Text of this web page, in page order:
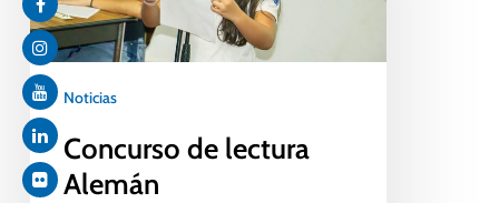
Noticias
Concurso de lectura
Alemán